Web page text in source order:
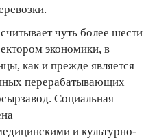
чуть более шести
экономики, в
как и прежде является
перерабатывающих
Социальная
и культурно-